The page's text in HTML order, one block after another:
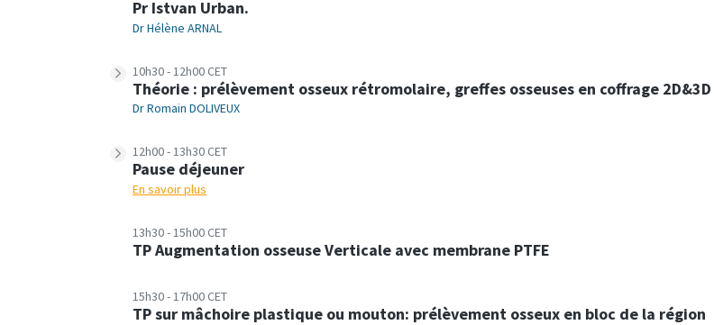
Pr Istvan Urban.
Dr Hélène ARNAL
10h30 - 12h00 CET
Théorie : prélèvement osseux rétromolaire, greffes osseuses en coffrage 2D&3D
Dr Romain DOLIVEUX
12h00 - 13h30 CET
Pause déjeuner
En savoir plus
13h30 - 15h00 CET
TP Augmentation osseuse Verticale avec membrane PTFE
15h30 - 17h00 CET
TP sur mâchoire plastique ou mouton: prélèvement osseux en bloc de la région